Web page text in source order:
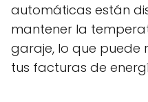
automáticas están
mantener la
garaje, lo que puede
tus facturas de